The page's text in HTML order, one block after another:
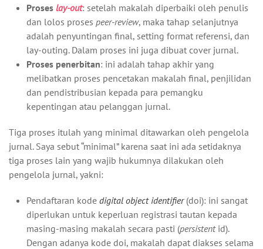
Proses lay-out: setelah makalah diperbaiki oleh penulis
dan lolos proses peer-review, maka tahap selanjutnya
adalah penyuntingan final, setting format referensi, dan
lay-outing. Dalam proses ini juga dibuat cover jurnal.
Proses penerbitan: ini adalah tahap akhir yang
melibatkan proses pencetakan makalah final, penjilidan
dan pendistribusian kepada para pemangku
kepentingan atau pelanggan jurnal.
Tiga proses itulah yang minimal ditawarkan oleh pengelola
jurnal. Saya sebut “minimal” karena saat ini ada setidaknya
tiga proses lain yang wajib hukumnya dilakukan oleh
pengelola jurnal, yakni:
Pendaftaran kode digital object identifier (doi): ini sangat
diperlukan untuk keperluan registrasi tautan kepada
masing-masing makalah secara pasti (persistent id).
Dengan adanya kode doi, makalah dapat diakses selama